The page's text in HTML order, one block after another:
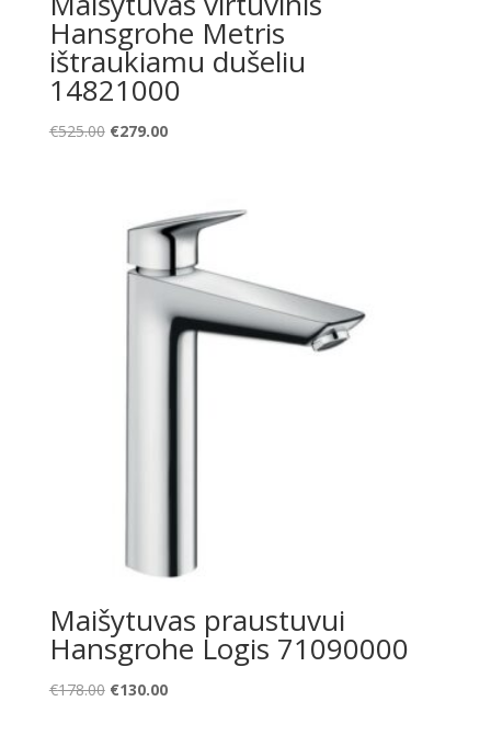
Hansgrohe Metris
ištraukiamu dušeliu
14821000
€525.00 Original
€279.00Current
€279.00.
Maišytuvas praustuvui
Hansgrohe Logis 71090000
€178.00 Original
€130.00Current